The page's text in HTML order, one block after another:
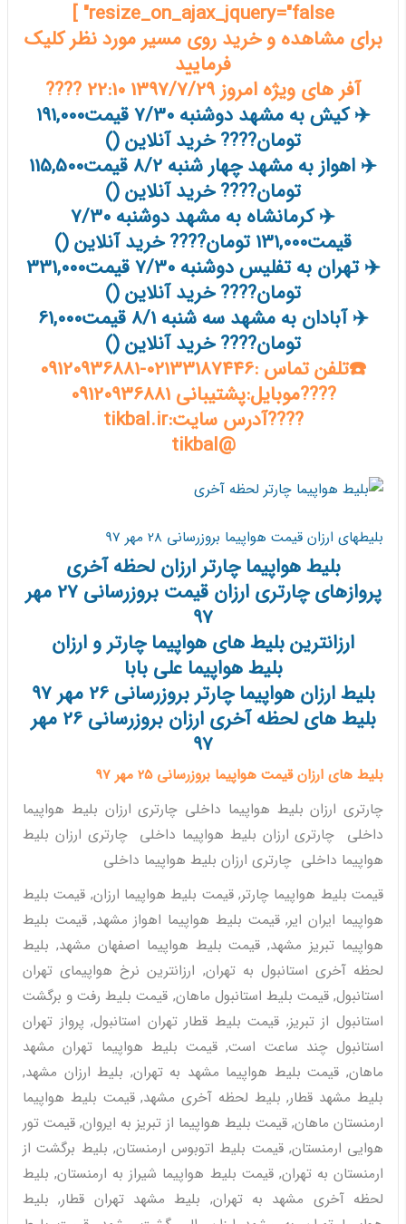
resize_on_ajax_jquery="false" ]
برای مشاهده و خرید روی مسیر مورد نظر کلیک
فرمایید
آفر های ویژه امروز 1397/7/29 22:10 ????
✈️ کیش به مشهد دوشنبه 7/30 قیمت191,000
تومان???? خرید آنلاین ()
✈️ اهواز به مشهد چهار شنبه 8/2 قیمت115,500
تومان???? خرید آنلاین ()
✈️ کرمانشاه به مشهد دوشنبه 7/30
قیمت131,000 تومان???? خرید آنلاین ()
✈️ تهران به تفلیس دوشنبه 7/30 قیمت331,000
تومان???? خرید آنلاین ()
✈️ آبادان به مشهد سه شنبه 8/1 قیمت61,000
تومان???? خرید آنلاین ()
☎️تلفن تماس :02133187446-09120936881
????موبایل:پشتیبانی 09120936881
????آدرس سایت:tikbal.ir
@tikbal
بلیطهای ارزان قیمت هواپیما بروزرسانی 28 مهر 97
بلیط هواپیما چارتر ارزان لحظه آخری
پروازهای چارتری ارزان قیمت بروزرسانی 27 مهر
97
ارزانترین بلیط های هواپیما چارتر و ارزان
بلیط هواپیما علی بابا
بلیط ارزان هواپیما چارتر بروزرسانی 26 مهر 97
بلیط های لحظه آخری ارزان بروزرسانی 26 مهر
97
بلیط های ارزان قیمت هواپیما بروزرسانی 25 مهر 97
چارتری ارزان بلیط هواپیما داخلی چارتری ارزان بلیط هواپیما
داخلی چارتری ارزان بلیط هواپیما داخلی چارتری ارزان بلیط
هواپیما داخلی چارتری ارزان بلیط هواپیما داخلی
قیمت بلیط هواپیما چارتر, قیمت بلیط هواپیما ارزان, قیمت بلیط
هواپیما ایران ایر, قیمت بلیط هواپیما اهواز مشهد, قیمت بلیط
هواپیما تبریز مشهد, قیمت بلیط هواپیما اصفهان مشهد, بلیط
لحظه آخری استانبول به تهران, ارزانترین نرخ هواپیمای تهران
استانبول, قیمت بلیط استانبول ماهان, قیمت بلیط رفت و برگشت
استانبول از تبریز, قیمت بلیط قطار تهران استانبول, پرواز تهران
استانبول چند ساعت است, قیمت بلیط هواپیما تهران مشهد
ماهان, قیمت بلیط هواپیما مشهد به تهران, بلیط ارزان مشهد,
بلیط مشهد قطار, بلیط لحظه آخری مشهد, قیمت بلیط هواپیما
ارمنستان ماهان, قیمت بلیط هواپیما از تبریز به ایروان, قیمت تور
هوایی ارمنستان, قیمت بلیط اتوبوس ارمنستان, بلیط برگشت از
ارمنستان به تهران, قیمت بلیط هواپیما شیراز به ارمنستان, بلیط
لحظه آخری مشهد به تهران, بلیط مشهد تهران قطار, بلیط